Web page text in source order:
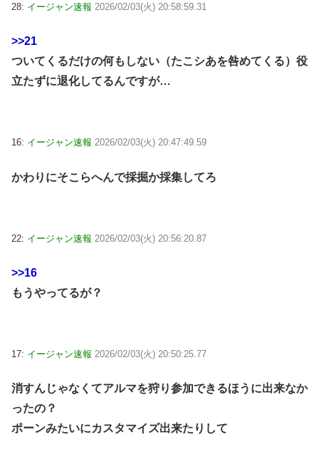
28: イージャン速報 2026/02/03(火) 20:58:59.31
>>21
ついてくるだけの何もしない（たこシあを咎めてくる）役
立たずに退化してるんですが…
16: イージャン速報 2026/02/03(火) 20:47:49.59
かわりにそこらへんで採掘か採集してろ
22: イージャン速報 2026/02/03(火) 20:56:20.87
>>16
もうやってるが？
17: イージャン速報 2026/02/03(火) 20:50:25.77
消すんじゃなくてアルマを狩り参加できるほうに出来なか
ったの？
ポーンみたいにカスタマイズ出来たりして